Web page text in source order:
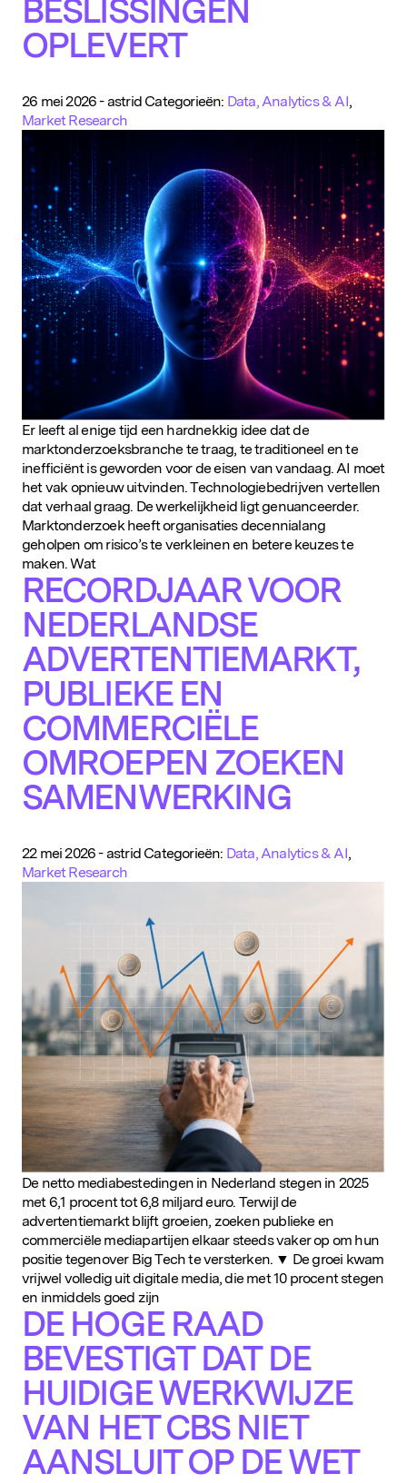
Populaire zoekopdrachten
BESLISSINGEN
OPLEVERT
26 mei 2026-astrid Categorieën: Data, Analytics & AI,
Market Research
Er leeft al enige tijd een hardnekkig idee dat de
marktonderzoeksbranche te traag, te traditioneel en te
inefficiënt is geworden voor de eisen van vandaag. AI moet
het vak opnieuw uitvinden. Technologiebedrijven vertellen
dat verhaal graag. De werkelijkheid ligt genuanceerder.
Marktonderzoek heeft organisaties decennialang
geholpen om risico’s te verkleinen en betere keuzes te
maken. Wat
RECORDJAAR VOOR
NEDERLANDSE
ADVERTENTIEMARKT,
PUBLIEKE EN
COMMERCIËLE
OMROEPEN ZOEKEN
SAMENWERKING
22 mei 2026-astrid Categorieën: Data, Analytics & AI,
Market Research
De netto mediabestedingen in Nederland stegen in 2025
met 6,1 procent tot 6,8 miljard euro. Terwijl de
advertentiemarkt blijft groeien, zoeken publieke en
commerciële mediapartijen elkaar steeds vaker op om hun
positie tegenover Big Tech te versterken. ▼ De groei kwam
vrijwel volledig uit digitale media, die met 10 procent stegen
en inmiddels goed zijn
DE HOGE RAAD
BEVESTIGT DAT DE
HUIDIGE WERKWIJZE
VAN HET CBS NIET
AANSLUIT OP DE WET